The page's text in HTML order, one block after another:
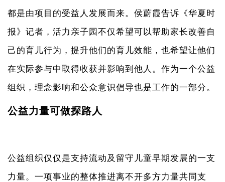
都是由项目的受益人发展而来。侯蔚霞告诉《华夏时
报》记者，活力亲子园不仅希望可以帮助家长改善自
己的育儿行为，提升他们的育儿效能，也希望让他们
在实际参与中取得收获并影响到他人。作为一个公益
组织，理念影响和公众意识倡导也是工作的一部分。
公益力量可做探路人
公益组织仅仅是支持流动及留守儿童早期发展的一支
力量。一项事业的整体推进离不开多方力量共同支